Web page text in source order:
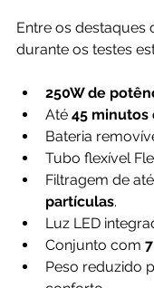
Entre os destaques
durante os testes
250W de
Até 45 minutos
Bateria
Tubo flexível
Filtragem de até
partículas.
Luz LED
Conjunto com
Peso reduzido